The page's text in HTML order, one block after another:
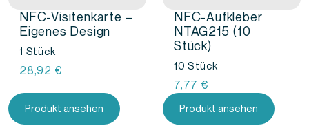
NFC-Visitenkarte –
Eigenes Design
1 Stück
28,92 €
Produkt ansehen
NFC-Aufkleber
NTAG215 (10
Stück)
10 Stück
7,77 €
Produkt ansehen